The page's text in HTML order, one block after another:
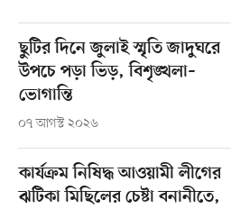
ছুটির দিনে জুলাই স্মৃতি জাদুঘরে
উপচে পড়া ভিড়, বিশৃঙ্খলা–
ভোগান্তি
০৭ আগস্ট ২০২৬
কার্যক্রম নিষিদ্ধ আওয়ামী লীগের
ঝটিকা মিছিলের চেষ্টা বনানীতে,